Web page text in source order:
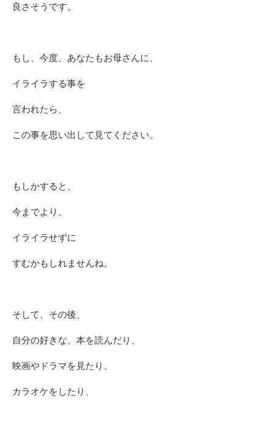
良さそうです。
もし、今度、あなたもお母さんに、
イライラする事を
言われたら、
この事を思い出して見てください。
もしかすると、
今までより、
イライラせずに
すむかもしれませんね。
そして、その後、
自分の好きな、本を読んだり、
映画やドラマを見たり、
カラオケをしたり、